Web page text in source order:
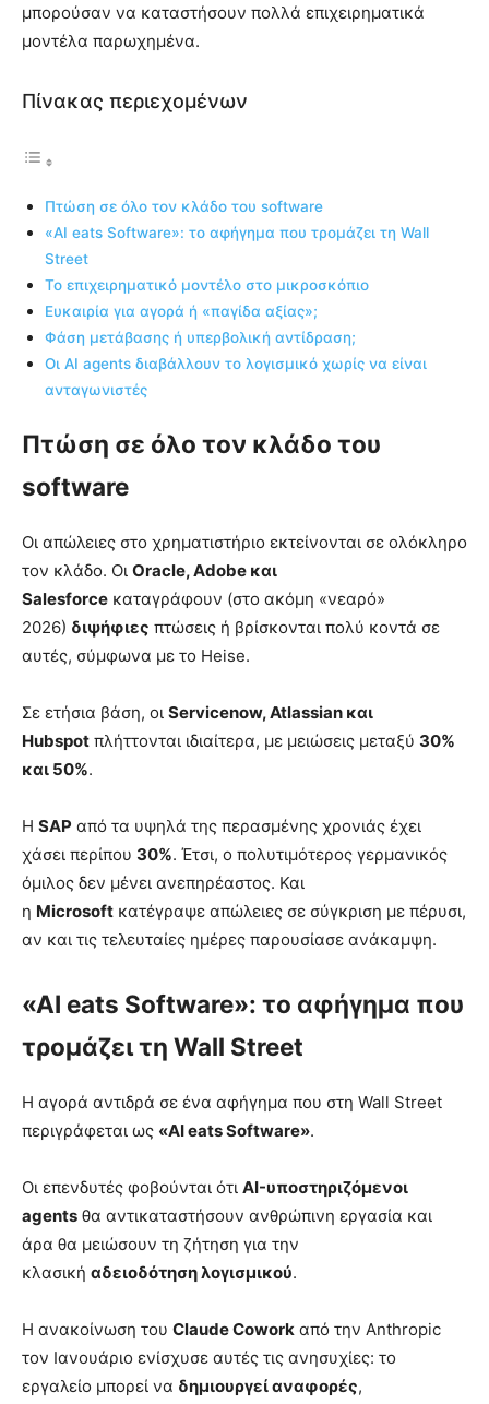
μπορούσαν να καταστήσουν πολλά επιχειρηματικά
μοντέλα παρωχημένα.
Πίνακας περιεχομένων
Πτώση σε όλο τον κλάδο του software
«AI eats Software»: το αφήγημα που τρομάζει τη Wall
Street
Το επιχειρηματικό μοντέλο στο μικροσκόπιο
Ευκαιρία για αγορά ή «παγίδα αξίας»;
Φάση μετάβασης ή υπερβολική αντίδραση;
Οι AI agents διαβάλλουν το λογισμικό χωρίς να είναι
ανταγωνιστές
Πτώση σε όλο τον κλάδο του
software
Οι απώλειες στο χρηματιστήριο εκτείνονται σε ολόκληρο
τον κλάδο. Οι Oracle, Adobe και
Salesforce καταγράφουν (στο ακόμη «νεαρό»
2026) διψήφιες πτώσεις ή βρίσκονται πολύ κοντά σε
αυτές, σύμφωνα με το Heise.
Σε ετήσια βάση, οι Servicenow, Atlassian και
Hubspot πλήττονται ιδιαίτερα, με μειώσεις μεταξύ 30%
και 50%.
Η SAP από τα υψηλά της περασμένης χρονιάς έχει
χάσει περίπου 30%. Έτσι, ο πολυτιμότερος γερμανικός
όμιλος δεν μένει ανεπηρέαστος. Και
η Microsoft κατέγραψε απώλειες σε σύγκριση με πέρυσι,
αν και τις τελευταίες ημέρες παρουσίασε ανάκαμψη.
«AI eats Software»: το αφήγημα που
τρομάζει τη Wall Street
Η αγορά αντιδρά σε ένα αφήγημα που στη Wall Street
περιγράφεται ως «AI eats Software».
Οι επενδυτές φοβούνται ότι AI-υποστηριζόμενοι
agents θα αντικαταστήσουν ανθρώπινη εργασία και
άρα θα μειώσουν τη ζήτηση για την
κλασική αδειοδότηση λογισμικού.
Η ανακοίνωση του Claude Cowork από την Anthropic
τον Ιανουάριο ενίσχυσε αυτές τις ανησυχίες: το
εργαλείο μπορεί να δημιουργεί αναφορές,